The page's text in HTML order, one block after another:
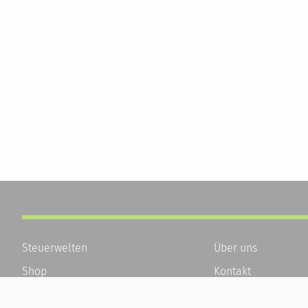
Steuerwelten
Shop
Über uns
Kontakt